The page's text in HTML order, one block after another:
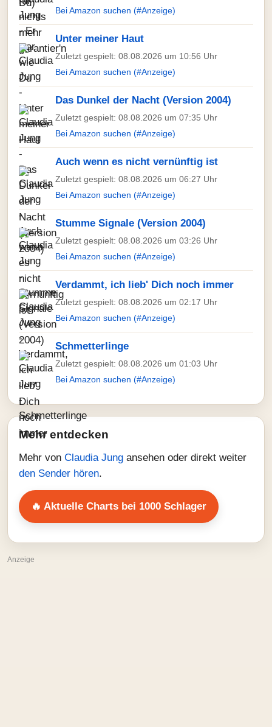
Bei Amazon suchen (#Anzeige)
Unter meiner Haut
Zuletzt gespielt: 08.08.2026 um 10:56 Uhr
Bei Amazon suchen (#Anzeige)
Das Dunkel der Nacht (Version 2004)
Zuletzt gespielt: 08.08.2026 um 07:35 Uhr
Bei Amazon suchen (#Anzeige)
Auch wenn es nicht vernünftig ist
Zuletzt gespielt: 08.08.2026 um 06:27 Uhr
Bei Amazon suchen (#Anzeige)
Stumme Signale (Version 2004)
Zuletzt gespielt: 08.08.2026 um 03:26 Uhr
Bei Amazon suchen (#Anzeige)
Verdammt, ich lieb' Dich noch immer
Zuletzt gespielt: 08.08.2026 um 02:17 Uhr
Bei Amazon suchen (#Anzeige)
Schmetterlinge
Zuletzt gespielt: 08.08.2026 um 01:03 Uhr
Bei Amazon suchen (#Anzeige)
Mehr entdecken
Mehr von Claudia Jung ansehen oder direkt weiter
den Sender hören.
🔥 Aktuelle Charts bei 1000 Schlager
Anzeige